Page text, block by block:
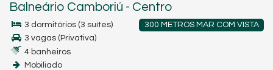
Balneário Camboriú - Centro
300 METROS MAR COM VISTA
3 dormitórios (3 suítes)
3 vagas (Privativa)
4 banheiros
Mobiliado